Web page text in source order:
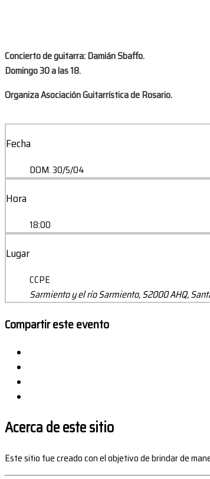
Concierto de guitarra: Damián Sbaffo.
Domingo 30 a las 18.
Organiza Asociación Guitarrística de Rosario.
Fecha
DOM. 30/5/04
Hora
18:00
Lugar
CCPE
Sarmiento y el río Sarmiento, S2000 AHQ,
Compartir este evento
Acerca de este sitio
Este sitio fue creado con el objetivo de brindar de